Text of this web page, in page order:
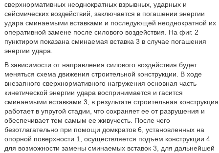
сверхнормативных неоднократных взрывных, ударных и
сейсмических воздействий, заключается в погашении энергии
удара сминаемыми вставками и последующей неоднократной их
оперативной замене после силового воздействия. На фиг. 2
пунктиром показана сминаемая вставка 3 в случае погашения
энергии удара.
В зависимости от направления силового воздействия будет
меняться схема движения строительной конструкции. В ходе
внезапного сверхнормативного нагружения основная часть
кинетической энергии удара воспринимается и гасится
сминаемыми вставками 3, в результате строительная конструкция
работает в упругой стадии, что сохраняет ее от разрушения и
обеспечивает тем самым ее живучесть. После чего
безотлагательно при помощи домкратов 6, установленных на
опорной поверхности 1, осуществляется подъем конструкции 4
для возможности замены сминаемых вставок 3, для дальнейшей